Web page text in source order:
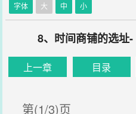
字体 大 中 小
8、时间商铺的选址-
上一章 目录
第(1/3)页